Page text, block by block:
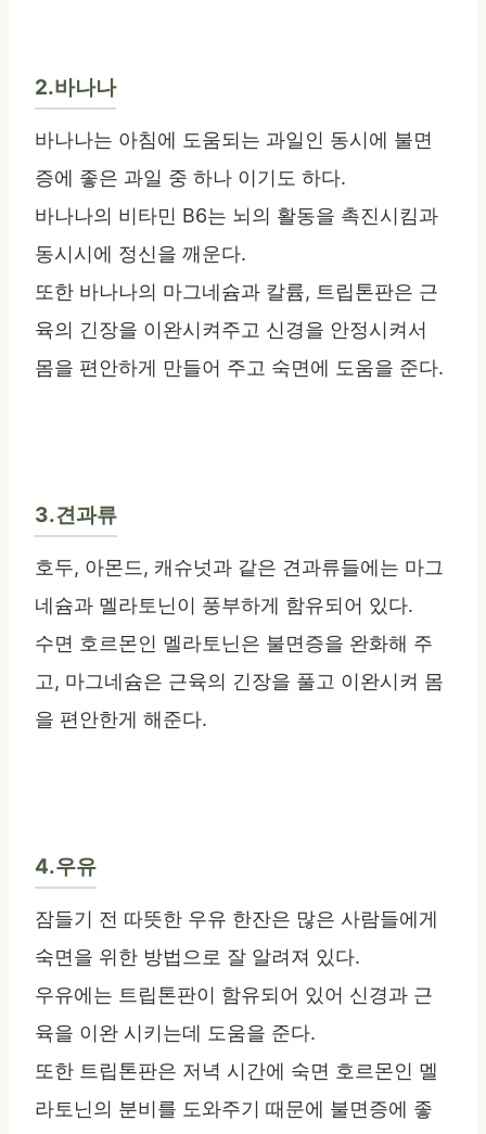
2.바나나
바나나는 아침에 도움되는 과일인 동시에 불면
증에 좋은 과일 중 하나 이기도 하다.
바나나의 비타민 B6는 뇌의 활동을 촉진시킴과
동시시에 정신을 깨운다.
또한 바나나의 마그네슘과 칼륨, 트립톤판은 근
육의 긴장을 이완시켜주고 신경을 안정시켜서
몸을 편안하게 만들어 주고 숙면에 도움을 준다.
3.견과류
호두, 아몬드, 캐슈넛과 같은 견과류들에는 마그
네슘과 멜라토닌이 풍부하게 함유되어 있다.
수면 호르몬인 멜라토닌은 불면증을 완화해 주
고, 마그네슘은 근육의 긴장을 풀고 이완시켜 몸
을 편안한게 해준다.
4.우유
잠들기 전 따뜻한 우유 한잔은 많은 사람들에게
숙면을 위한 방법으로 잘 알려져 있다.
우유에는 트립톤판이 함유되어 있어 신경과 근
육을 이완 시키는데 도움을 준다.
또한 트립톤판은 저녁 시간에 숙면 호르몬인 멜
라토닌의 분비를 도와주기 때문에 불면증에 좋